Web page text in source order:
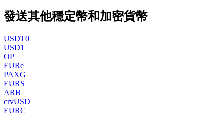
發送其他穩定幣和加密貨幣
USDT0
USD1
OP
EURe
PAXG
EURS
ARB
crvUSD
EURC